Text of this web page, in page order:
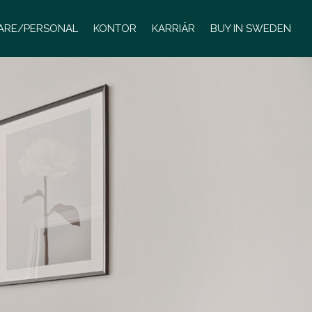
PERSONAL KONTOR KARRIÄR BUY IN SWEDEN